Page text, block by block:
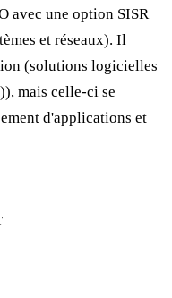
avec une option SISR
et réseaux). Il
(solutions logicielles
mais celle-ci se
d'applications et